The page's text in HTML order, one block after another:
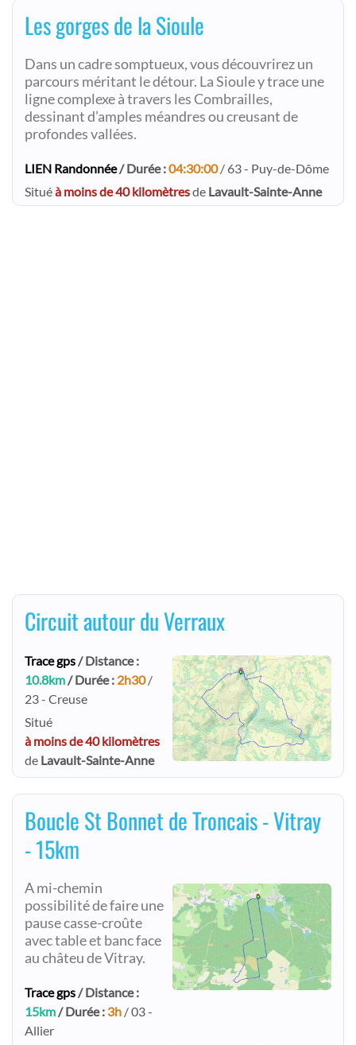
Les gorges de la Sioule
Dans un cadre somptueux, vous découvrirez un
parcours méritant le détour. La Sioule y trace une
ligne complexe à travers les Combrailles,
dessinant d’amples méandres ou creusant de
profondes vallées.
LIEN Randonnée/ Durée :04:30:00/ 63 - Puy-de-Dôme
Situéà moins de 40 kilomètresde Lavault-Sainte-Anne
Circuit autour du Verraux
Trace gps/ Distance :
10.8km/ Durée : 2h30/
23 - Creuse
Situé
à moins de 40 kilomètres
de Lavault-Sainte-Anne
Boucle St Bonnet de Troncais - Vitray
- 15km
A mi-chemin
possibilité de faire une
pause casse-croûte
avec table et banc face
au châteu de Vitray.
Trace gps/ Distance :
15km/ Durée : 3h / 03 -
Allier